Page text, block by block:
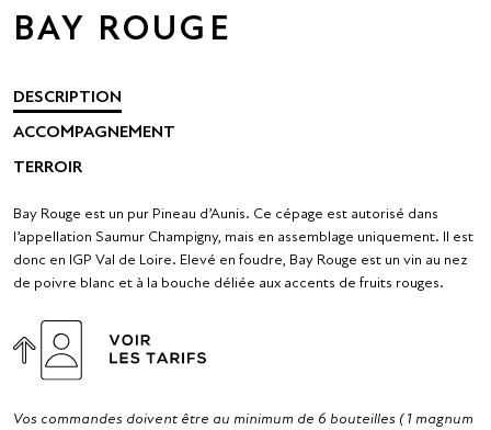
BAY ROUGE
DESCRIPTION
ACCOMPAGNEMENT
TERROIR
Bay Rouge est un pur Pineau d’Aunis. Ce cépage est autorisé dans
l’appellation Saumur Champigny, mais en assemblage uniquement. Il est
donc en IGP Val de Loire. Elevé en foudre, Bay Rouge est un vin au nez
de poivre blanc et à la bouche déliée aux accents de fruits rouges.
Vos commandes doivent être au minimum de 6 bouteilles ( 1 magnum